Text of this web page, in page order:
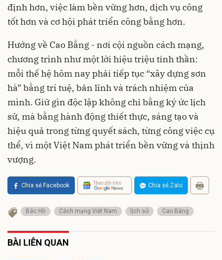
định hơn, việc làm bền vững hơn, dịch vụ công
tốt hơn và cơ hội phát triển công bằng hơn.
Hướng về Cao Bằng - nơi cội nguồn cách mạng,
chương trình như một lời hiệu triệu tinh thần:
mỗi thế hệ hôm nay phải tiếp tục “xây dựng sơn
hà” bằng trí tuệ, bản lĩnh và trách nhiệm của
mình. Giữ gìn độc lập không chỉ bằng ký ức lịch
sử, mà bằng hành động thiết thực, sáng tạo và
hiệu quả trong từng quyết sách, từng công việc cụ
thể, vì một Việt Nam phát triển bền vững và thịnh
vượng.
Chia sẻ Facebook Theo dõi trên Chia sẻ Zalo
Bác Hồ Cách mạng Việt Nam lịch sử Cao Bằng
BÀI LIÊN QUAN